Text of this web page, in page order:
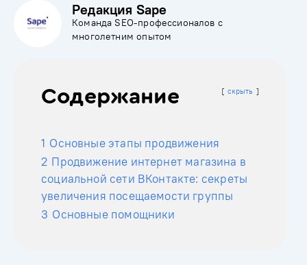
Редакция Sape
Команда SEO-профессионалов с
многолетним опытом
Содержание скрыть
1 Основные этапы продвижения
2 Продвижение интернет магазина в
социальной сети ВКонтакте: секреты
увеличения посещаемости группы
3 Основные помощники